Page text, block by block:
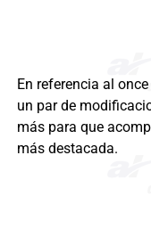
En referencia al
un par de
más para que
más destacada.